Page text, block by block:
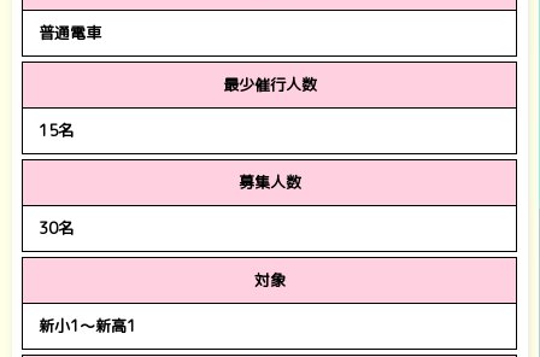
普通電車
最少催行人数
15名
募集人数
30名
対象
新小1～新高1